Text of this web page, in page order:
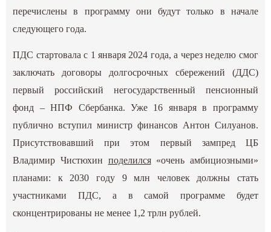
перечислены в программу они будут только в начале
следующего года.
ПДС стартовала с 1 января 2024 года, а через неделю смог
заключать договоры долгосрочных сбережений (ДДС)
первый российский негосударственный пенсионный
фонд – НПФ Сбербанка. Уже 16 января в программу
публично вступил министр финансов Антон Силуанов.
Присутствовавший при этом первый зампред ЦБ
Владимир Чистюхин поделился«очень амбициозными»
планами: к 2030 году 9 млн человек должны стать
участниками ПДС, а в самой программе будет
сконцентрированы не менее 1,2 трлн рублей.